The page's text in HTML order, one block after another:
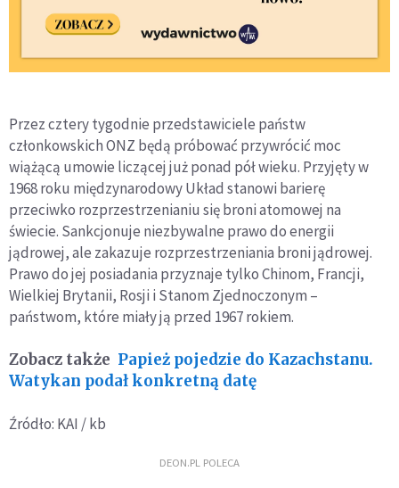
Przez cztery tygodnie przedstawiciele państw
członkowskich ONZ będą próbować przywrócić moc
wiążącą umowie liczącej już ponad pół wieku. Przyjęty w
1968 roku międzynarodowy Układ stanowi barierę
przeciwko rozprzestrzenianiu się broni atomowej na
świecie. Sankcjonuje niezbywalne prawo do energii
jądrowej, ale zakazuje rozprzestrzeniania broni jądrowej.
Prawo do jej posiadania przyznaje tylko Chinom, Francji,
Wielkiej Brytanii, Rosji i Stanom Zjednoczonym –
państwom, które miały ją przed 1967 rokiem.
Zobacz także Papież pojedzie do Kazachstanu.
Watykan podał konkretną datę
Źródło: KAI / kb
DEON.PL POLECA